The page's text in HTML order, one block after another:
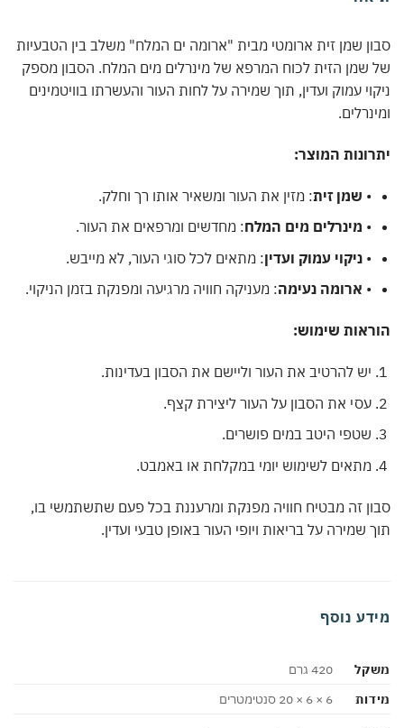
שמן זית ארומטי מבית "ארומה ים המלח" משלב בין הטבעיות
שמן הזית לכוח המרפא של מינרלים מים המלח. הסבון מספק
עמוק ועדין, תוך שמירה על לחות העור והעשרתו בוויטמינים
המוצר:
שמן זית: מזין את העור ומשאיר אותו רך וחלק.
מינרלים מים המלח: מחדשים ומרפאים את העור.
ניקוי עמוק ועדין: מתאים לכל סוגי העור, לא מייבש.
ארומה נעימה: מעניקה חוויה מרגיעה ומפנקת בזמן הניקוי.
שימוש:
יש להרטיב את העור וליישם את הסבון בעדינות.
עסי את הסבון על העור ליצירת קצף.
שטפי היטב במים פושרים.
מתאים לשימוש יומי במקלחת או באמבט.
זה מבטיח חוויה מפנקת ומרעננת בכל פעם שתשתמשי בו,
שמירה על בריאות ויופי העור באופן טבעי ועדין.
נוסף
420 גרם
6 × 6 × 20 סנטימטרים